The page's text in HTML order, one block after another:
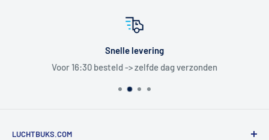
Snelle levering
Voor 16:30 besteld -> zelfde dag verzonden
LUCHTBUKS.COM